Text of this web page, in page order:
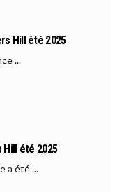
Hill été 2025
...
Hill été 2025
a été ...